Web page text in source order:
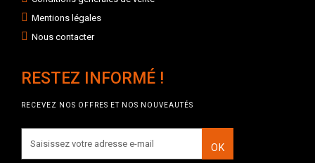
Mentions légales
Nous contacter
RESTEZ INFORMÉ !
RECEVEZ NOS OFFRES ET NOS NOUVEAUTÉS
OK